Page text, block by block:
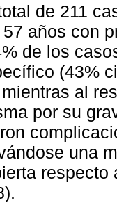
de 211
años con
de los
(43%
al
por su
una